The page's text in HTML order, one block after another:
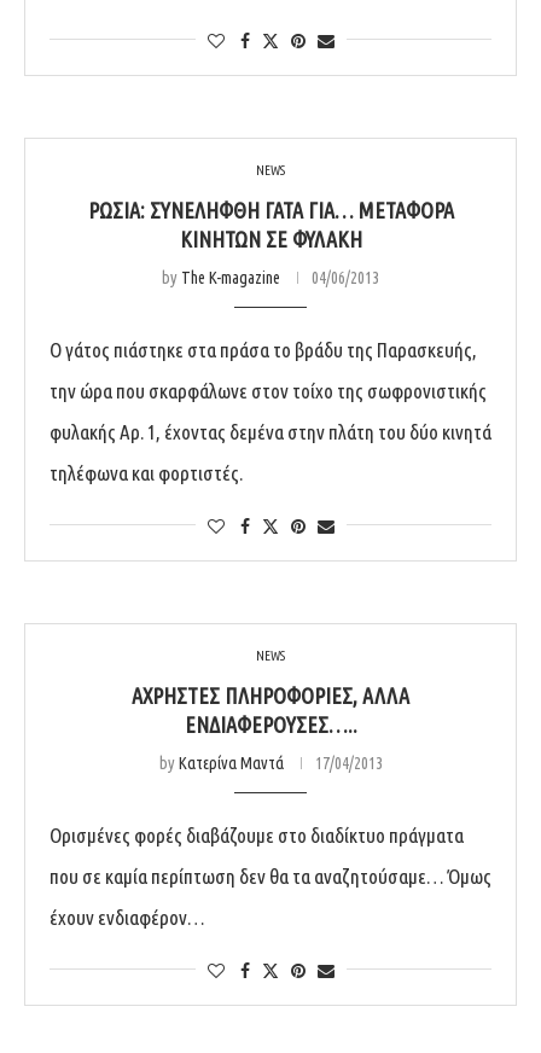
NEWS
ΡΩΣΊΑ: ΣΥΝΕΛΉΦΘΗ ΓΆΤΑ ΓΙΑ… ΜΕΤΑΦΟΡΆ
ΚΙΝΗΤΏΝ ΣΕ ΦΥΛΑΚΉ
by The K-magazine 04/06/2013
Ο γάτος πιάστηκε στα πράσα το βράδυ της Παρασκευής,
την ώρα που σκαρφάλωνε στον τοίχο της σωφρονιστικής
φυλακής Αρ. 1, έχοντας δεμένα στην πλάτη του δύο κινητά
τηλέφωνα και φορτιστές.
NEWS
ΑΧΡΗΣΤΕΣ ΠΛΗΡΟΦΟΡΊΕΣ, ΑΛΛΆ
ΕΝΔΙΑΦΈΡΟΥΣΕΣ…..
byΚατερίνα Μαντά 17/04/2013
Ορισμένες φορές διαβάζουμε στο διαδίκτυο πράγματα
που σε καμία περίπτωση δεν θα τα αναζητούσαμε… Όμως
έχουν ενδιαφέρον…